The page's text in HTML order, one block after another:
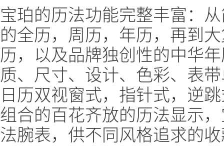
宝珀的历法功能完整丰富：
的全历，周历，年历，再到
历，以及品牌独创性的中华
质、尺寸、设计、色彩、表
日历双视窗式，指针式，逆
组合的百花齐放的历法显示
法腕表，供不同风格追求的